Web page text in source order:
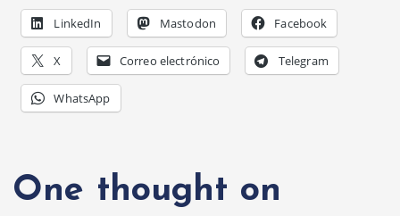
LinkedIn Mastodon Facebook
X Correo electrónico Telegram
WhatsApp
One thought on